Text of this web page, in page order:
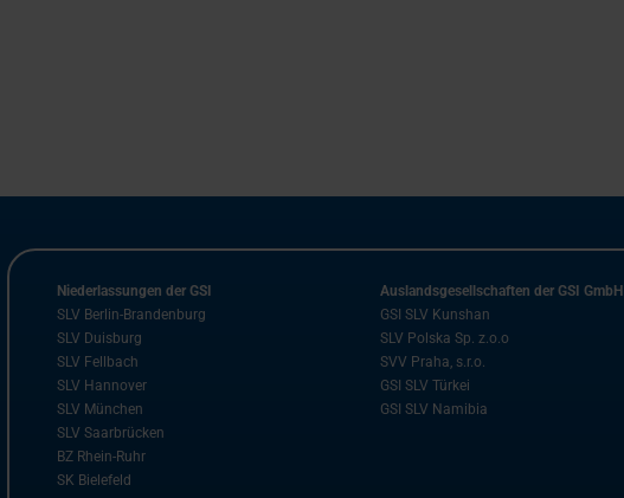
Niederlassungen der GSI
SLV Berlin-Brandenburg
SLV Duisburg
SLV Fellbach
SLV Hannover
SLV München
SLV Saarbrücken
BZ Rhein-Ruhr
SK Bielefeld
Auslandsgesellschaften der GSI GmbH
GSI SLV Kunshan
SLV Polska Sp. z.o.o
SVV Praha, s.r.o.
GSI SLV Türkei
GSI SLV Namibia